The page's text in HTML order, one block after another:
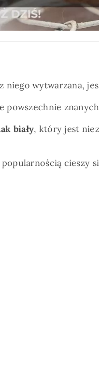
wytwarzana,
powszechnie
biały, który jest
cieszy